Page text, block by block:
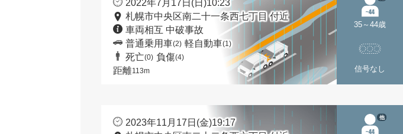
2022年7月17日(日)10:23
札幌市中央区南二十一条西七丁目 付近
車両相互 中破事故
普通乗用車(2) 軽自動車(1)
死亡(0) 負傷(4)
距離113m
35～44歳
信号なし
2023年11月17日(金)19:17
他